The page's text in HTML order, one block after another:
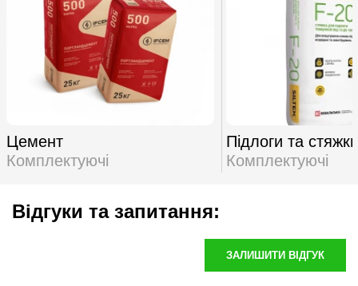
Цемент
Комплектуючі
Підлоги та стяжки
Комплектуючі
Відгуки та запитання:
ЗАЛИШИТИ ВІДГУК